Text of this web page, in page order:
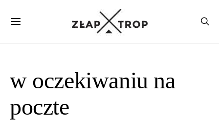
w oczekiwaniu na
poczte